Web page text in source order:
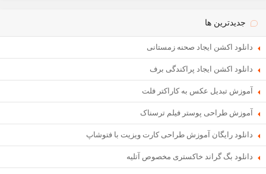
جدیدترین ها
دانلود اکشن ایجاد صحنه زمستانی
دانلود اکشن ایجاد پراکندگی برف
آموزش تبدیل عکس به کاراکتر فلت
آموزش طراحی پوستر فیلم ترسناک
دانلود رایگان آموزش طراحی کارت ویزیت با فتوشاپ
دانلود بگ گراند خاکستری مخصوص آتلیه